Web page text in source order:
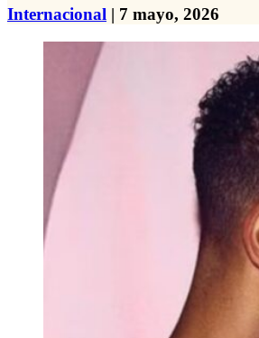
Internacional | 7 mayo, 2026